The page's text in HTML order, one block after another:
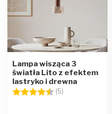
Lampa wisząca 3
światła Lito z efektem
lastryko i drewna
Ocena:
(5) 4.4 na 5